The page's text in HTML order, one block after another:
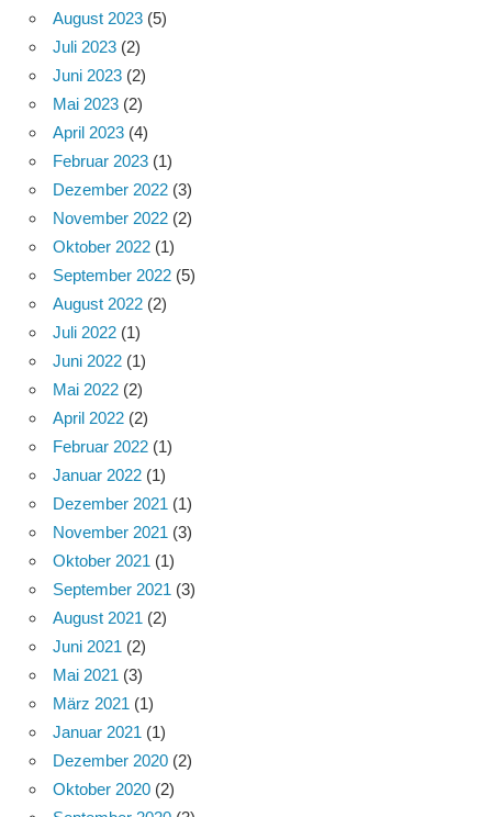
August 2023 (5)
Juli 2023 (2)
Juni 2023 (2)
Mai 2023 (2)
April 2023 (4)
Februar 2023 (1)
Dezember 2022 (3)
November 2022 (2)
Oktober 2022 (1)
September 2022 (5)
August 2022 (2)
Juli 2022 (1)
Juni 2022 (1)
Mai 2022 (2)
April 2022 (2)
Februar 2022 (1)
Januar 2022 (1)
Dezember 2021 (1)
November 2021 (3)
Oktober 2021 (1)
September 2021 (3)
August 2021 (2)
Juni 2021 (2)
Mai 2021 (3)
März 2021 (1)
Januar 2021 (1)
Dezember 2020 (2)
Oktober 2020 (2)